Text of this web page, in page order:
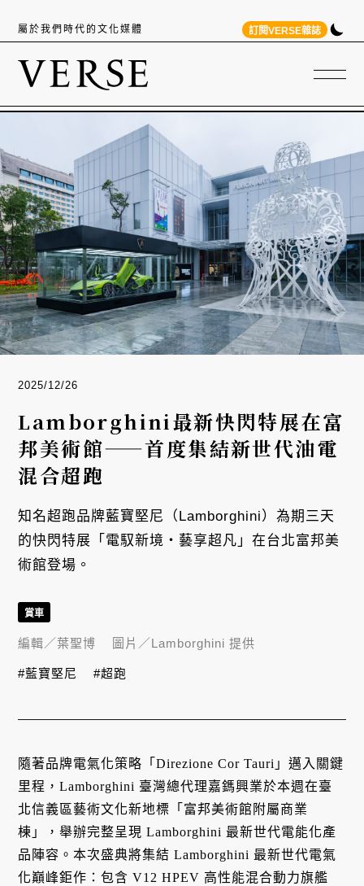
屬於我們時代的文化媒體 訂閱VERSE雜誌
2025/12/26
Lamborghini最新快閃特展在富
邦美術館——首度集結新世代油電
混合超跑
知名超跑品牌藍寶堅尼（Lamborghini）為期三天
的快閃特展「電馭新境・藝享超凡」在台北富邦美
術館登場。
隨著品牌電氣化策略「Direzione Cor Tauri」邁入關鍵
里程，Lamborghini 臺灣總代理嘉鎷興業於本週在臺
北信義區藝術文化新地標「富邦美術館附屬商業
棟」，舉辦完整呈現 Lamborghini 最新世代電能化產
品陣容。本次盛典將集結 Lamborghini 最新世代電氣
化巔峰鉅作：包含 V12 HPEV 高性能混合動力旗艦
賞車
編輯／葉聖博 圖片／Lamborghini 提供
#藍寶堅尼 #超跑